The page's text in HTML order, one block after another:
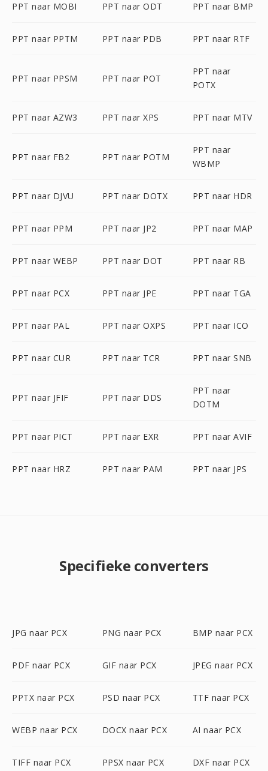
PPT naar MOBI PPT naar ODT PPT naar BMP
PPT naar PPTM PPT naar PDB PPT naar RTF
PPT naar PPSM PPT naar POT
PPT naar
POTX
PPT naar AZW3 PPT naar XPS PPT naar MTV
PPT naar FB2 PPT naar POTM
PPT naar
WBMP
PPT naar DJVU PPT naar DOTX PPT naar HDR
PPT naar PPM PPT naar JP2 PPT naar MAP
PPT naar WEBP PPT naar DOT PPT naar RB
PPT naar PCX PPT naar JPE PPT naar TGA
PPT naar PAL PPT naar OXPS PPT naar ICO
PPT naar CUR PPT naar TCR PPT naar SNB
PPT naar JFIF PPT naar DDS
PPT naar
DOTM
PPT naar PICT PPT naar EXR PPT naar AVIF
PPT naar HRZ PPT naar PAM PPT naar JPS
Specifieke converters
JPG naar PCX PNG naar PCX BMP naar PCX
PDF naar PCX GIF naar PCX JPEG naar PCX
PPTX naar PCX PSD naar PCX TTF naar PCX
WEBP naar PCX DOCX naar PCX AI naar PCX
TIFF naar PCX PPSX naar PCX DXF naar PCX